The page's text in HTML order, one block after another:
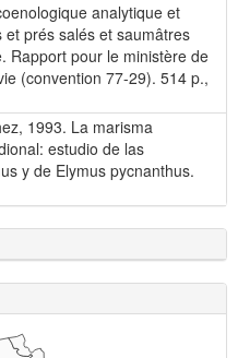
analytique et
prés salés et saumâtres
Rapport pour le ministère de
(convention 77-29). 514 p.,
1993. La marisma
estudio de las
y de Elymus pycnanthus.